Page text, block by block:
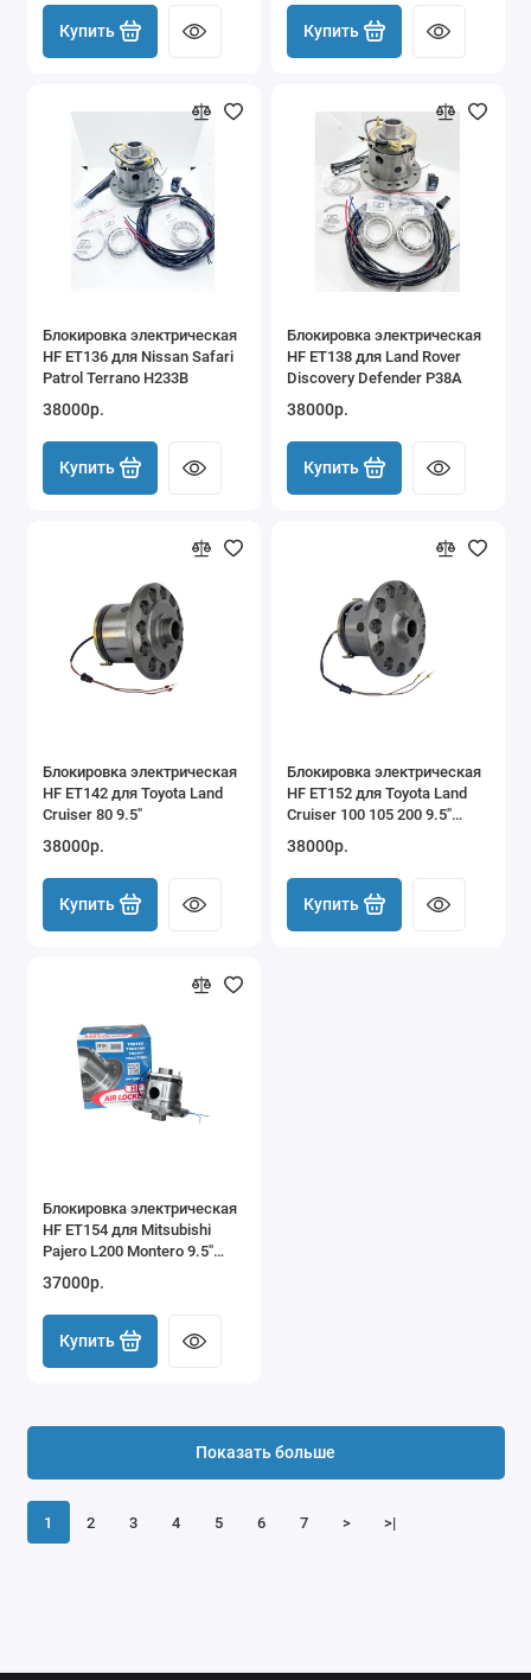
Купить Купить
Блокировка электрическая
HF ET136 для Nissan Safari
Patrol Terrano H233B
38000р.
Купить
Блокировка электрическая
HF ET138 для Land Rover
Discovery Defender P38A
38000р.
Купить
Блокировка электрическая
HF ET142 для Toyota Land
Cruiser 80 9.5"
38000р.
Купить
Блокировка электрическая
HF ET152 для Toyota Land
Cruiser 100 105 200 9.5"
38000р.
Купить
Блокировка электрическая
HF ET154 для Mitsubishi
Pajero L200 Montero 9.5"
37000р.
Купить
1 2 3 4 5 6 7 > >|
Показать больше